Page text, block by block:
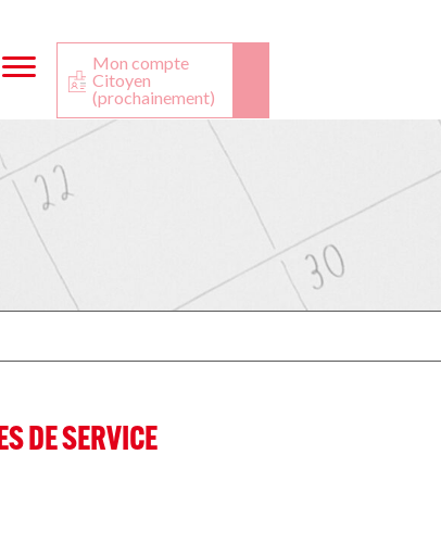
Mon compte
Citoyen
(prochainement)
DE SERVICE